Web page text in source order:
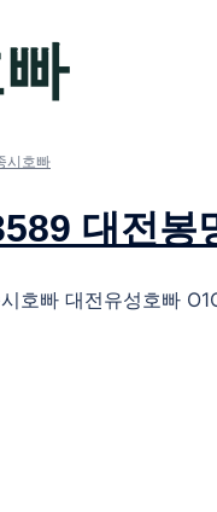
시호빠
대전봉
호빠 대전유성호